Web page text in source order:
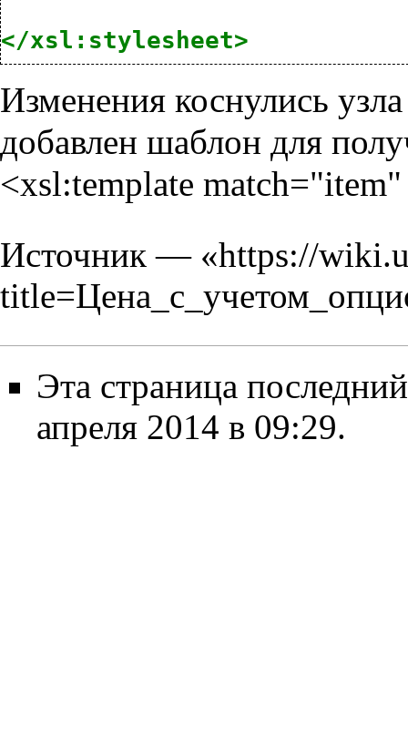
</xsl:stylesheet>
Изменения коснулись
добавлен шаблон для
<xsl:template
Источник — «https://
Эта страница
апреля 2014 в 09:29.